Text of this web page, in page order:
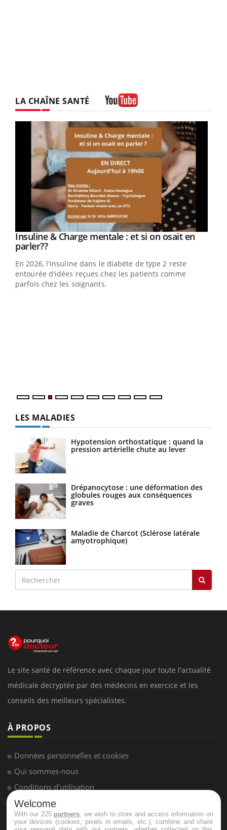
LA CHAÎNE SANTÉ
Youtube
Insuline & Charge mentale : et si on osait en
parler??Youtube
En 2026, l'insuline dans le diabète de type 2 reste
entourée d'idées reçues chez les patients comme
parfois chez les soignants.
LES MALADIES
Hypotension orthostatique : quand la
pression artérielle chute au lever
Drépanocytose : une déformation des
globules rouges aux conséquences
graves
Maladie de Charcot (Sclérose latérale
amyotrophique)
Le site santé de référence avec chaque jour toute l'actualité
médicale decryptée par des médecins en exercice et les
conseils des meilleurs spécialistes.
À PROPOS
Données personnelles et cookies
Qui sommes-nous
Conditions d'utilisation
Plan du site
Mentions Légales
Welcome
With our 225 partners , we wish to store and access information on
your devices (cookies, pixels in emails, etc.), combine and share